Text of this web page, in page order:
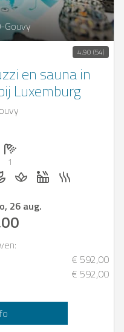
Gouvy
4,90 (54)
en sauna in
Luxemburg
(max.): 2
slaapkamers: 1
Aantal badkamers: 1
1
bij Casapilotop aanvraag
op aanvraag
Bloemen en
Massage op
Whirlpool
26 aug.
€ 592,00
€ 592,00